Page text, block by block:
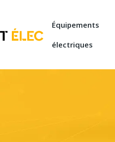
Équipements
électriques